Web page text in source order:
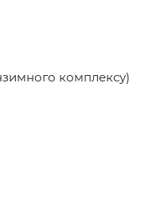
комплексу)